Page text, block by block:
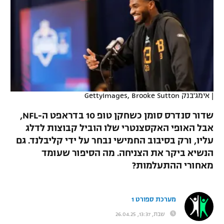
רץ ברשת
תוצאות
לוח שידורים
ברחבה
"מעל הליגה" – פודקאסט
נבחרת ישראל
מכבי חיפה
בית"ר ירושלים
מכבי תל אביב
הפועל חיפה
הפועל באר שבע
בני יהודה
ליגה ספרדית
ליגה איטלקית
ליגה צרפתית
ליגה הולנדית
ליגה טורקית
ליגה סינית
ליגה ברזילאית
ליגות נוספות
כדורסל נשים
מכבי תל אביב
הפועל חולון
הפועל ירושלים
יורוקאפ
כדורעף
שחייה
ג'ודו
אגרוף
UFC
היאבקות WWE
| אימג'בנק GettyImages, Brooke Sutton
שדור סנדרס סומן כשחקן טופ 10 בדראפט ה-NFL,
אבל האופי האקסצנטרי שלו הוביל קבוצות לדלג
עליו, ורק בסיבוב החמישי נבחר על ידי קליבלנד. גם
הנשיא ביקר את הצניחה. מה הסיפור שעומד
מאחורי ההתעלמות?
מערכת ספורט 1
שבת, 13:37, 26.04.25